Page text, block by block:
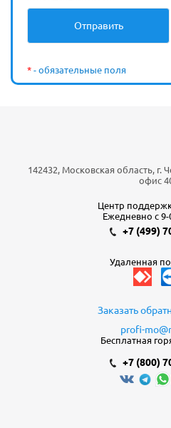
* - обязательные поля
142432, Московская область, г.
офис
Центр
Ежедневно с 9-
+7 (499)
Удаленная
Заказать
profi-
Бесплатная
+7 (800)